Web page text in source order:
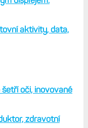
aktivity, data,
oči, inovované
zdravotní